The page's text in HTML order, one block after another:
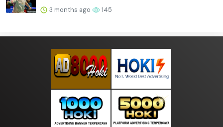
3 months ago 145